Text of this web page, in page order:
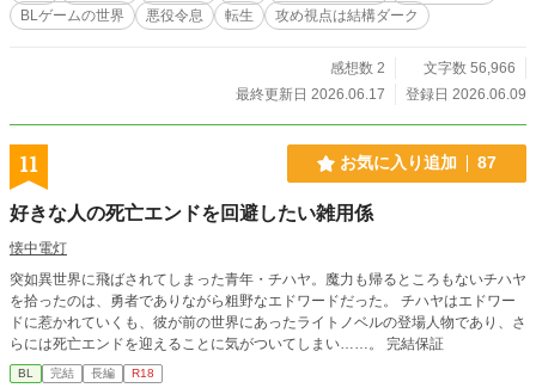
BLゲームの世界
悪役令息 転生 攻め視点は結構ダーク
感想数 2
文字数 56,966
最終更新日 2026.06.17
登録日 2026.06.09
11 お気に入り追加 87
好きな人の死亡エンドを回避したい雑用係
懐中電灯
突如異世界に飛ばされてしまった青年・チハヤ。魔力も帰るところもないチハヤ
を拾ったのは、勇者でありながら粗野なエドワードだった。 チハヤはエドワー
ドに惹かれていくも、彼が前の世界にあったライトノベルの登場人物であり、さ
らには死亡エンドを迎えることに気がついてしまい……。 完結保証
BL 完結 長編 R18